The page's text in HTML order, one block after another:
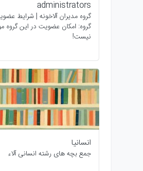
administrators
گروه مدیران آلاخونه | شرایط
گروه: امکان عضویت در این گروه
نیست!
انسانیا
جمع بچه های رشته انسانی آلاء